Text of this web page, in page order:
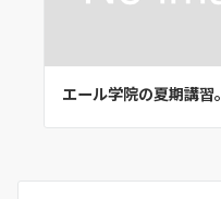
エール学院の夏期講習。